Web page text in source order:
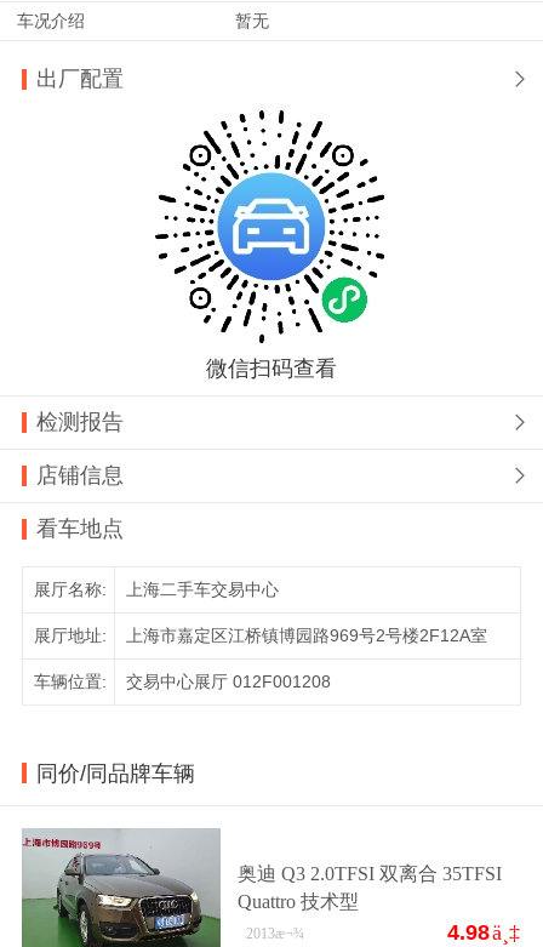
车况介绍
暂无
出厂配置 
微信扫码查看
检测报告 
店铺信息 
看车地点
展厅名称: 上海二手车交易中心
展厅地址: 上海市嘉定区江桥镇博园路969号2号楼2F12A室
车辆位置: 交易中心展厅 012F001208
同价/同品牌车辆
奥迪 Q3 2.0TFSI 双离合 35TFSI
Quattro 技术型
4.98ä¸‡
2013æ¬¾